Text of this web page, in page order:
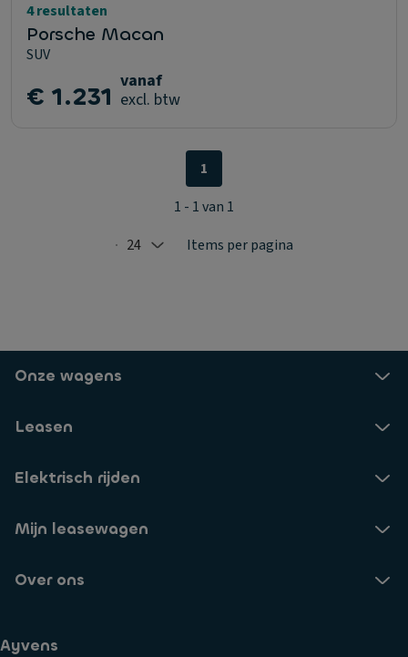
4 resultaten
Porsche Macan
SUV
€ 1.231 vanaf
excl. btw
Selected: 24
24 Items per pagina
1
1 - 1 van 1
Onze wagens
Leasen
Elektrisch rijden
Mijn leasewagen
Over ons
Ayvens